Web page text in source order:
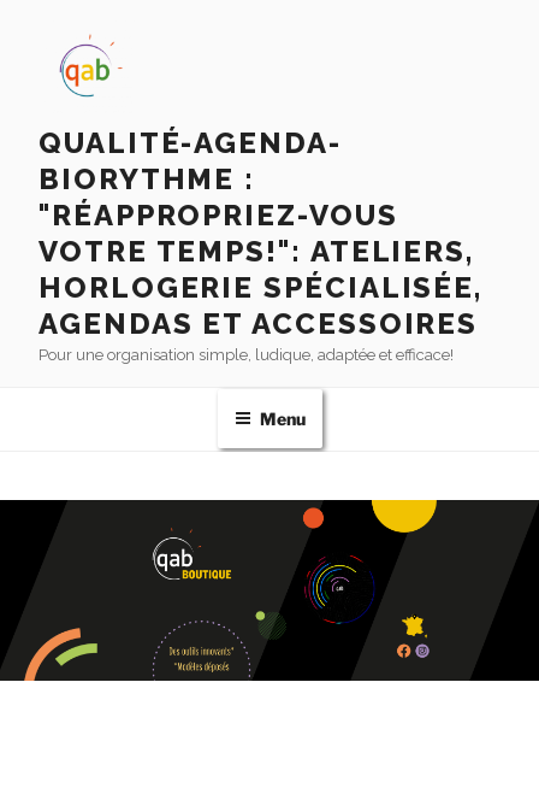
QUALITÉ-AGENDA-
BIORYTHME :
"RÉAPPROPRIEZ-VOUS
VOTRE TEMPS!": ATELIERS,
HORLOGERIE SPÉCIALISÉE,
AGENDAS ET ACCESSOIRES
Pour une organisation simple, ludique, adaptée et efficace!
Menu